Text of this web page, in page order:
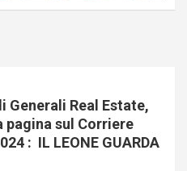
Generali Real Estate,
pagina sul Corriere
: IL LEONE GUARDA